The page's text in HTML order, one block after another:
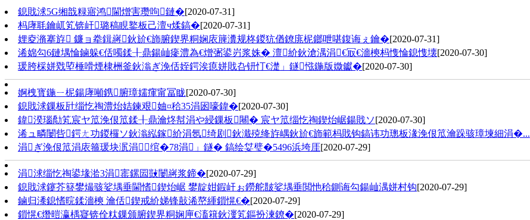
鎴戝浗5G缃戠粶寤鸿閫熷害瓒呴鏈�[2020-07-31]
杩庨毦鑰屼笂锛屽璐稿睍鐜板己澶ч煣鎬�[2020-07-31]
娌夌潃搴斿 鐮ョ牶鍓嶈鈥斺€斾腑鍥界粡娴庡簲瀵规柊鍐犺偤鐐庣柅鎯呭啿鍑诲ぇ鑰�[2020-07-31]
浠婂勾6鏈堣惀鏀躲€佸噣鍒╂鼎鍚屾瘮澧為€熷弻鍙岃浆姝� 澶紒鈥滄湡涓€冣€濇樉杩愯惀鎴愯壊[2020-07-30]
瑗胯棌姘戣埅棰嗗煙棣栦釜鈥滃ぎ浼佸姪鍔涘瘜姘戝叴钘忊€濋」鐩惤鍦版媺钀�[2020-07-30]
婀栧寳鍦ㄧ柅鍚庨噸鎸腑璋嬬瘒甯冨眬[2020-07-30]
鎴戝浗鏁板瓧缁忔祹澧炲姞鍊艰妯¤秴35涓囦嚎鍏�[2020-07-30]
鍏湀瑙勪笂宸ヤ笟浼佷笟鍒╂鼎瀹炵幇涓や綅鏁板闀� 宸ヤ笟缁忔祹鍥炲崌鍚戝ソ[2020-07-30]
浠ュ疄闄呰鍔ㄤ功鍐欏ソ鈥滃紭鎵紒涓氬绮剧鈥濈殑绛斿嵎鈥斺€斾範杩戝钩鎬讳功璁板湪浼佷笟瀹跺骇璋堜細涓�...
涓ぎ浼佷笟涓庡箍瑗块泦涓绾�78涓」鐩� 鎬绘姇璧�5496浜垮厓[2020-07-29]
涓浗缁忔祹鍙堟湁3涓寚鏍囩敱闄嶈浆鍗�[2020-07-29]
鎴戝浗鑳芥簮鐢熶骇娑堣垂閫愭鍥炲崌 鐢靛姏鍜屽ぉ鐒舵皵娑堣垂閲忚秴鍘诲勾鍚屾湡姘村钩[2020-07-29]
鏀归潻鎴愭晥鍒濇樉 瀹佸鍥戒紒娣锋敼浠嶅緟鎻愰€�[2020-07-29]
鎻愰€熸暟瀛楀寲锛佺粏鏁颁腑鍥界粡娴庘€滀簯鈥濅笂鏂扮湅鐐�[2020-07-29]